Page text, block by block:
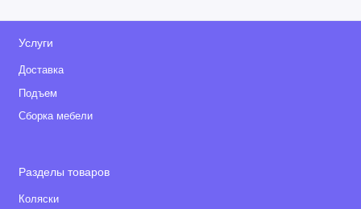
Услуги
Доставка
Подъем
Сборка мебели
Разделы товаров
Коляски